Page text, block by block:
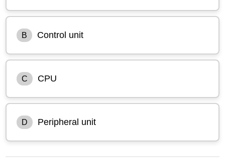
B Control unit
C CPU
D Peripheral unit